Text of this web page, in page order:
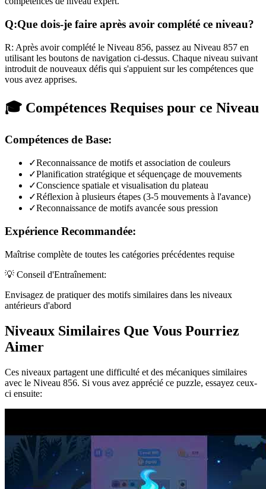
Q:Que dois-je faire après avoir complété ce niveau?
R: Après avoir complété le Niveau 856, passez au Niveau 857 en
utilisant les boutons de navigation ci-dessus. Chaque niveau suivant
introduit de nouveaux défis qui s'appuient sur les compétences que
vous avez apprises.
🎓 Compétences Requises pour ce Niveau
Compétences de Base:
✓Reconnaissance de motifs et association de couleurs
✓Planification stratégique et séquençage de mouvements
✓Conscience spatiale et visualisation du plateau
✓Réflexion à plusieurs étapes (3-5 mouvements à l'avance)
✓Reconnaissance de motifs avancée sous pression
Expérience Recommandée:
Maîtrise complète de toutes les catégories précédentes requise
💡 Conseil d'Entraînement:
Envisagez de pratiquer des motifs similaires dans les niveaux
antérieurs d'abord
Niveaux Similaires Que Vous Pourriez
Aimer
Ces niveaux partagent une difficulté et des mécaniques similaires
avec le Niveau 856. Si vous avez apprécié ce puzzle, essayez ceux-
ci ensuite: